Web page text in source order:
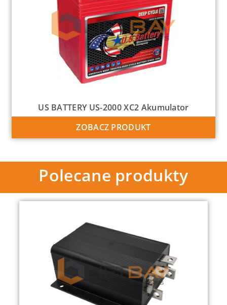
US BATTERY US-2000 XC2 Akumulator
ZOBACZ PRODUKT
Polecane produkty